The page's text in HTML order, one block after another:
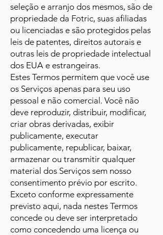
seleção e arranjo dos mesmos, são de
propriedade da Fotric, suas afiliadas
ou licenciadas e são protegidos pelas
leis de patentes, direitos autorais e
outras leis de propriedade intelectual
dos EUA e estrangeiras.
Estes Termos permitem que você use
os Serviços apenas para seu uso
pessoal e não comercial. Você não
deve reproduzir, distribuir, modificar,
criar obras derivadas, exibir
publicamente, executar
publicamente, republicar, baixar,
armazenar ou transmitir qualquer
material dos Serviços sem nosso
consentimento prévio por escrito.
Exceto conforme expressamente
previsto aqui, nada nestes Termos
concede ou deve ser interpretado
como concedendo uma licença ou